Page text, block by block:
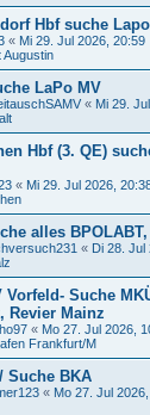
Hbf suche
« Mi 29. Jul 2026, 20:59
Augustin
LaPo MV
« Mi 29.
Hbf (3. QE)
« Mi 29. Jul 2026,
alles BPOLABT,
« Di 28. Jul
Vorfeld- Suche
Revier Mainz
« Mo 27. Jul 2026,
Frankfurt/M
Suche BKA
« Mo 27. Jul 2026,